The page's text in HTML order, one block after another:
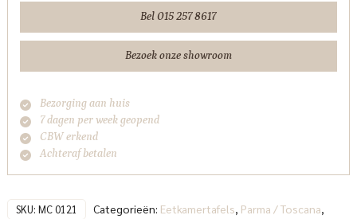
Bel 015 257 8617
Bezoek onze showroom
Bezorging aan huis
7 dagen per week geopend
CBW erkend
Achteraf betalen
SKU: MC 0121 Categorieën: Eetkamertafels Parma / Toscana